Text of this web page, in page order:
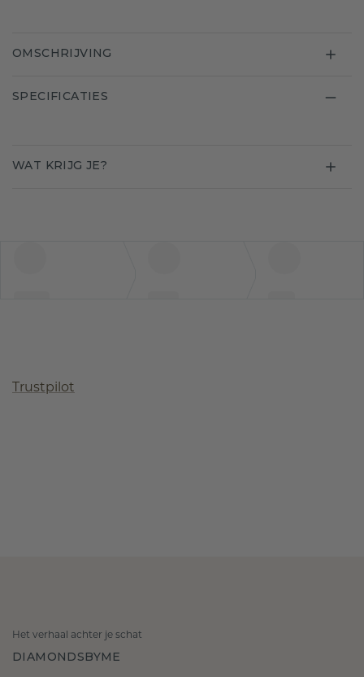
OMSCHRIJVING
SPECIFICATIES
WAT KRIJG JE?
Trustpilot
Het verhaal achter je schat
DIAMONDSBYME